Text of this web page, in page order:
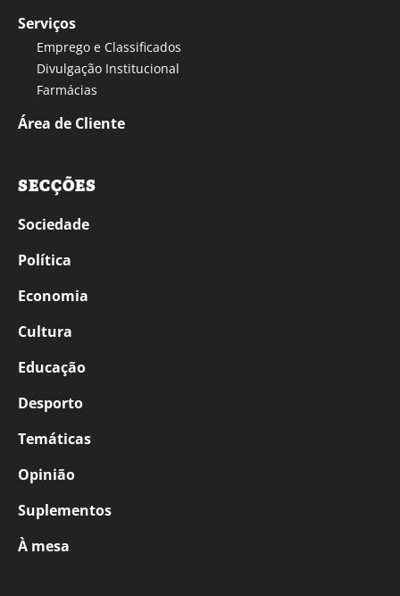
Serviços
Emprego e Classificados
Divulgação Institucional
Farmácias
Área de Cliente
SECÇÕES
Sociedade
Política
Economia
Cultura
Educação
Desporto
Temáticas
Opinião
Suplementos
À mesa